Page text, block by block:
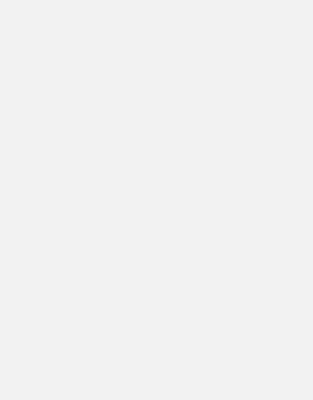
Assurez-vous que les dimensions correspondent
En fonction de l'usage, la sélection peut varier :
tandis que pour une customisation, le choix du
Guide d'installation de votre
Étapes pour remplacer ou installer
Le remplacement d'une couronne de montre Tap
Positionnez ensuite la nouvelle couronne sur la
fixée. La qualité de cette installation impacte
Outils nécessaires pour installer une
Pour réussir cette opération, munissez-vous
mobiles. Sur My-Montre.com, vous pouvez trouver
Conseils pour éviter les erreurs